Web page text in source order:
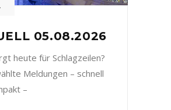
05.08.2026
heute für Schlagzeilen?
Meldungen – schnell
–